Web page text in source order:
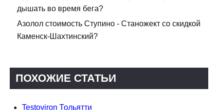
дышать во время бега?
Азолол стоимость Ступино - Станожект со скидкой
Каменск-Шахтинский?
ПОХОЖИЕ СТАТЬИ
Testoviron Тольятти